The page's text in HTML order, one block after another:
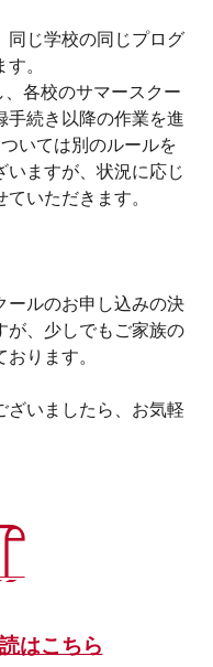
同じ学校の同じプログ
。
各校のサマースクー
手続き以降の作業を進
いては別のルールを
いますが、状況に応じ
いただきます。
ールのお申し込みの決
が、少しでもご家族の
ります。
ざいましたら、お気軽
はこちら